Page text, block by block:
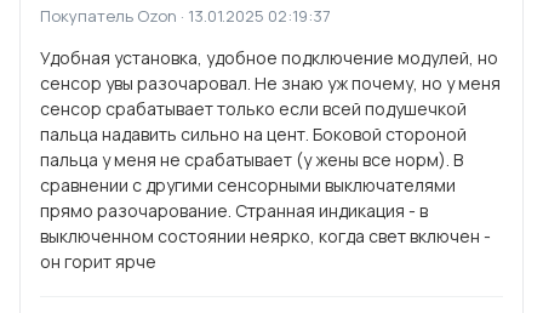
Покупатель Ozon · 13.01.2025 02:19:37
Удобная установка, удобное подключение модулей, но
сенсор увы разочаровал. Не знаю уж почему, но у меня
сенсор срабатывает только если всей подушечкой
пальца надавить сильно на цент. Боковой стороной
пальца у меня не срабатывает (у жены все норм). В
сравнении с другими сенсорными выключателями
прямо разочарование. Странная индикация - в
выключенном состоянии неярко, когда свет включен -
он горит ярче